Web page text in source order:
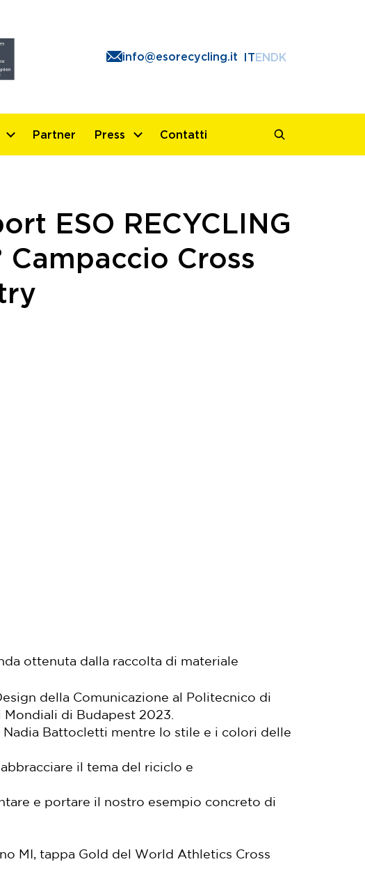
info@esorecycling.it ITENDK
Partner Press Contatti
ESO RECYCLING
Campaccio Cross
ottenuta dalla raccolta di materiale
della Comunicazione al Politecnico di
di Budapest 2023.
Nadia Battocletti mentre lo stile e i colori delle
il tema del riciclo e
e portare il nostro esempio concreto di
MI, tappa Gold del World Athletics Cross